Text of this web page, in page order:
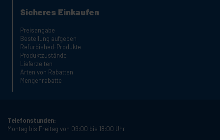
Sicheres Einkaufen
Preisangabe
Bestellung aufgeben
Refurbished-Produkte
Produktzustände
Lieferzeiten
Arten von Rabatten
Mengenrabatte
Telefonstunden:
Montag bis Freitag von 09:00 bis 18:00 Uhr